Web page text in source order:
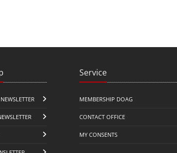
Service
MEMBERSHIP DOAG
CONTACT OFFICE
MY CONSENTS